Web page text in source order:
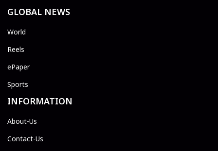
GLOBAL NEWS
World
Reels
ePaper
Sports
INFORMATION
About-Us
Contact-Us